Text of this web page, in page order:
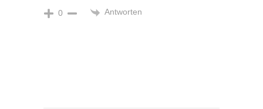
0 Antworten